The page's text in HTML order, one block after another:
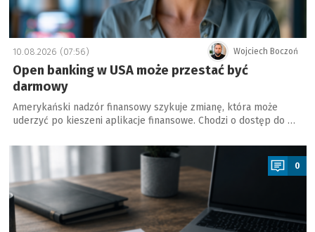
Wojciech Boczoń
10.08.2026 (07:56)
Open banking w USA może przestać być
darmowy
Amerykański nadzór finansowy szykuje zmianę, która może
uderzyć po kieszeni aplikacje finansowe. Chodzi o dostęp do …
a
0